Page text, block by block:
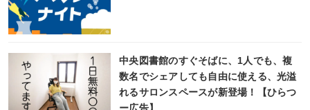
中央図書館のすぐそばに、1人でも、複
数名でシェアしても自由に使える、光溢
れるサロンスペースが新登場！【ひらつ